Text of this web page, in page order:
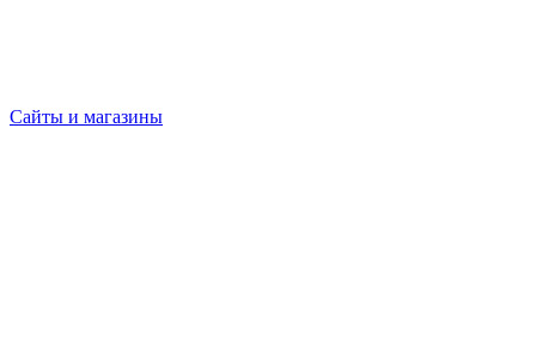
Сайты и магазины